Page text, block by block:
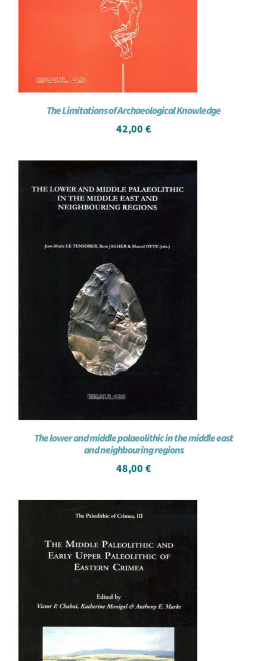
The Limitations of Archaeological Knowledge
42,00 €
The lower and middle palaeolithic in the middle east
and neighbouring regions
48,00 €